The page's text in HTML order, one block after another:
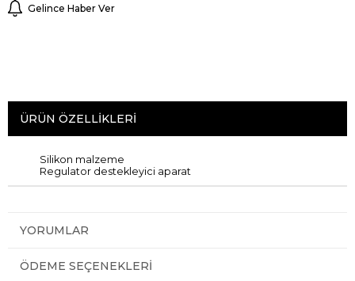
Gelince Haber Ver
ÜRÜN ÖZELLIKLERI
Silikon malzeme
Regulator destekleyici aparat
YORUMLAR
ÖDEME SEÇENEKLERI